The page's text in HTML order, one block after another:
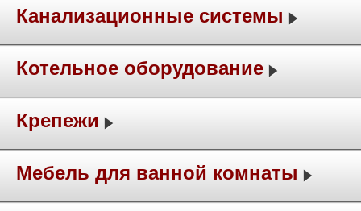
Канализационные системы
Котельное оборудование
Крепежи
Мебель для ванной комнаты